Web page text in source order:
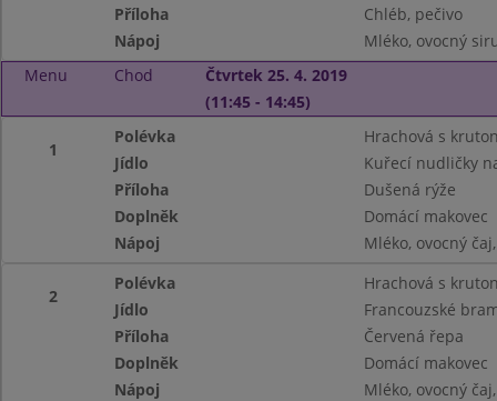
Příloha
Chléb, pečivo
Nápoj
Mléko, ovocný
Menu
Chod
Čtvrtek 25. 4. 2019
(11:45 - 14:45)
1
Polévka
Hrachová s
Jídlo
Kuřecí nudličky
Příloha
Dušená rýže
Doplněk
Domácí makovec
Nápoj
Mléko, ovocný
2
Polévka
Hrachová s
Jídlo
Francouzské
Příloha
Červená řepa
Doplněk
Domácí makovec
Nápoj
Mléko, ovocný